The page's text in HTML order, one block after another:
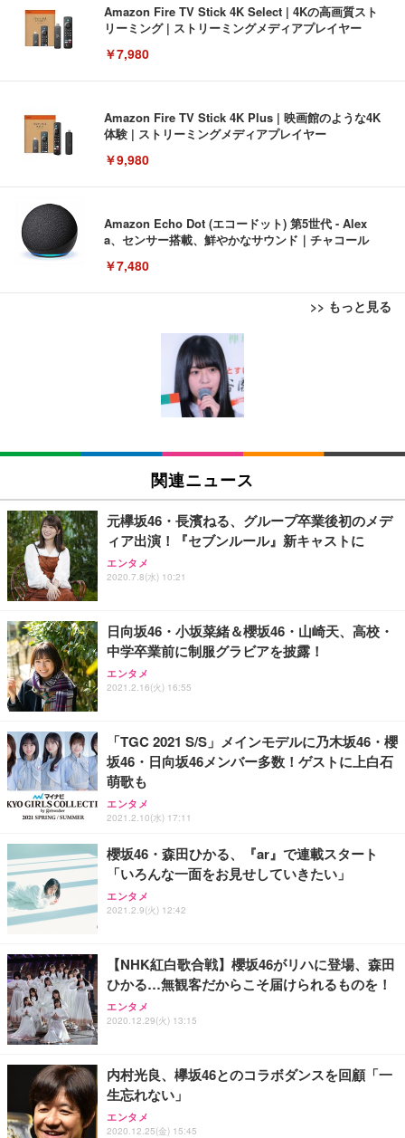
Amazon Fire TV Stick 4K Select | 4Kの高画質スト
リーミング | ストリーミングメディアプレイヤー
￥7,980
Amazon Fire TV Stick 4K Plus | 映画館のような4K
体験 | ストリーミングメディアプレイヤー
￥9,980
Amazon Echo Dot (エコードット) 第5世代 - Alex
a、センサー搭載、鮮やかなサウンド｜チャコール
￥7,480
>> もっと見る
[EdoErgo] オフィスチェア 椅子 テレワーク 疲れな
い 跳ね上げ式アームレスト コンパクト 約105度ロッ
キング pc 事務椅子 360度回転 座面昇降 強化ナイロ
ン樹脂ベース 通気性メッシュ 在宅ワーク H-WY01
(黒網+黒枠+黒足)
SIHOO B100 オフィスチェア／デスクチェア メッシ
ュチェア 人間工学 疲れない ブラック
￥27,999
Sezlife オフィスチェア デスクチェア 疲れない テレ
ワーク チェア 強化バックレスト 30度ロッキング機
能 人間工学 椅子 腰サポート 90度跳ね上げ式アーム
ョン PCチェア 通気性メッシュ ゲーミング/勉強/事
務用 おしゃれ パソコンチェア (ブラック)
Sezlife オフィスチェア デスクチェア 疲れない テレ
ワーク チェア 強化バックレスト 30度ロッキング機
能 人間工学 椅子 腰サポート 90度跳ね上げ式アーム
務用 おしゃれ パソコンチェア (ホワイト)
ANDWINT オフィスチェア デスクチェア 肘なし メ
ッシュ 通気性 ランバーサポート付き 腰サポート ガ
ス圧無段階昇降 360度回転 キャスター付き コンパク
ト 幅52×奥行58.5×高さ84～96cm テレワーク 在宅
￥4,139
EIZO ビジネス向けプレミアムモニター | FlexScan
EV3240X-WT | 31.5型4K UHD・USB Type-C・ホワ
￥105,595
EIZO ビジネス向けプレミアムモニター | FlexScan
￥109,572
【純正品】27"ゲーミングモニター DualSense 充電
フック付き（CFI-ZDM1J）
【整備済み品】Dell E2724HS 27インチ 液晶モニタ
ー フルHD（1920×1080）VA 非光沢 HDMI/DisplayP
ort/VGA スピーカー内蔵 高さ調整 スイベル VESA対
【MiniLED/24.5inch/280Hz/FHD】GRAPHT THE S
HOOTER Gaming Monitor 24” Essential ゲーミン
グモニター QD 24.5インチ 1ms FHD 量子ドット 残
像低減 (3年保証 | 輝点保証 | 日本メーカー)
￥34,980
Amazonベーシック ペットシーツ 薄型 レギュラー 1
回使い捨て 無香料 ホワイト 300枚
Amazonベーシック ペットシーツ 厚型 ワイド 42枚
x2袋(84枚) ホワイト(吸収面:ライトブルー)
￥3,234
ネオ・ルーライフ ネオ・オムツ L 中型犬用 26枚入
り 単品
Smart Basic(スマートベーシック) 【Amazon.co.jp
限定】 Smart Basic アイリスオーヤマ ペットシーツ
超厚型 お徳用 ワイド 100枚入 (x 1) (ケース販売)
アイリスオーヤマ ペットシーツ 超厚型 お徳用 レギ
ュラー 200枚入【Amazon.co.jp限定】
￥3,731
関連ニュース
元欅坂46・長濱ねる、グループ卒業後初のメデ
ィア出演！『セブンルール』新キャストに
エンタメ
2020.7.8(水) 10:21
日向坂46・小坂菜緒＆櫻坂46・山崎天、高校・
中学卒業前に制服グラビアを披露！
エンタメ
2021.2.16(火) 16:55
「TGC 2021 S/S」メインモデルに乃木坂46・櫻
坂46・日向坂46メンバー多数！ゲストに上白石
萌歌も
エンタメ
2021.2.10(水) 17:11
櫻坂46・森田ひかる、『ar』で連載スタート
「いろんな一面をお見せしていきたい」
エンタメ
2021.2.9(火) 12:42
【NHK紅白歌合戦】櫻坂46がリハに登場、森田
ひかる…無観客だからこそ届けられるものを！
エンタメ
2020.12.29(火) 13:15
内村光良、欅坂46とのコラボダンスを回顧「一
生忘れない」
エンタメ
2020.12.25(金) 15:45